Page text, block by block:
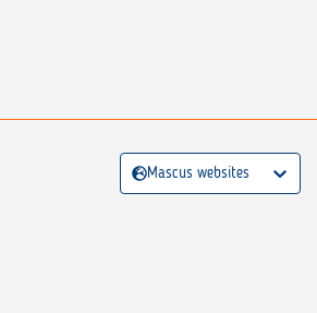
Mascus websites